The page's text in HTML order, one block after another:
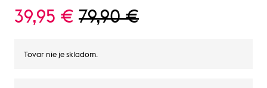
39,95 € 79,90 €
Tovar nie je skladom.